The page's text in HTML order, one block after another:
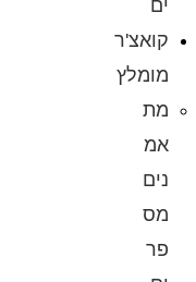
ים
קואצ'ר
מומלץ
מת
אמ
נים
מס
פר